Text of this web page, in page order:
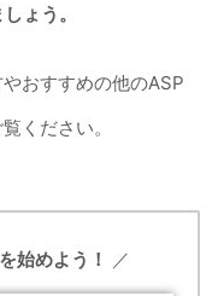
ょう。
おすすめの他のASP
ください。
始めよう！ ／